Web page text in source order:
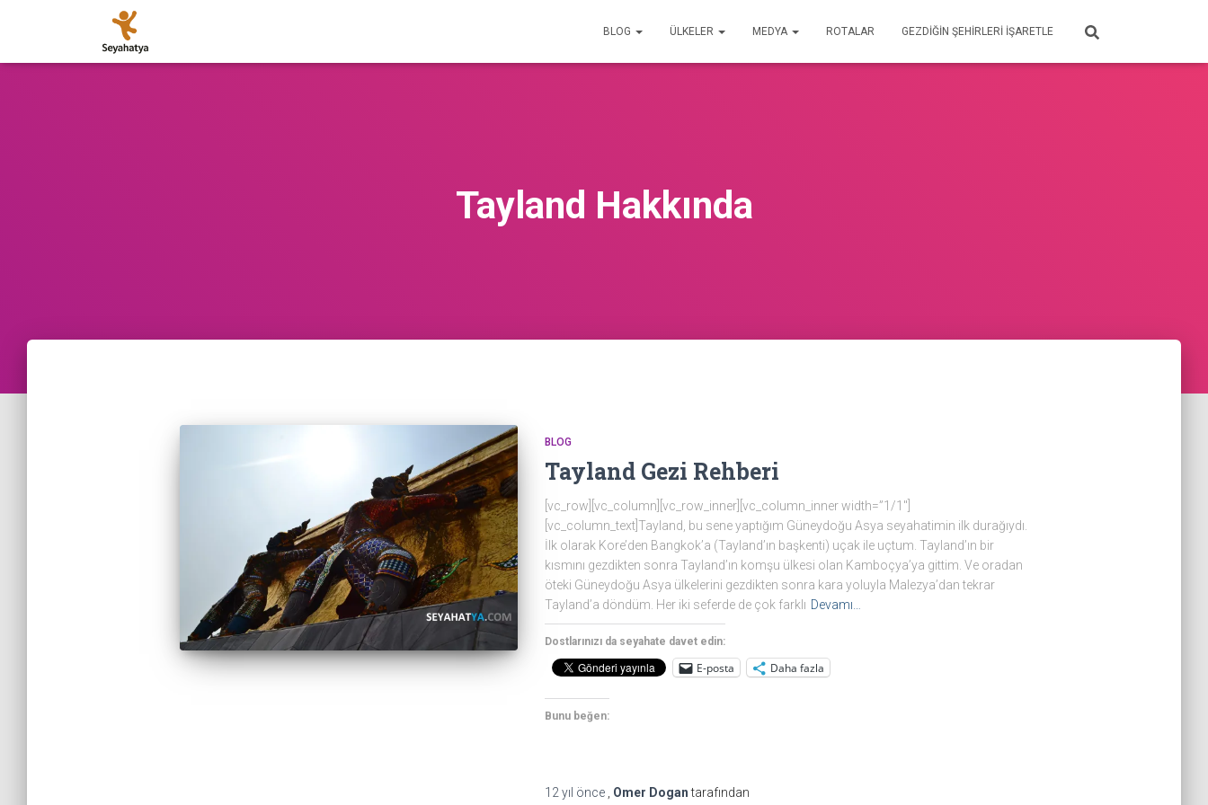
BLOG ÜLKELER MEDYA ROTALAR GEZDIĞIN ŞEHIRLERI İŞARETLE
Tayland Hakkında
BLOG
Tayland Gezi Rehberi
[vc_row][vc_column][vc_row_inner][vc_column_inner width=”1/1″]
[vc_column_text]Tayland, bu sene yaptığım Güneydoğu Asya seyahatimin ilk durağıydı.
İlk olarak Kore’den Bangkok’a (Tayland’ın başkenti) uçak ile uçtum. Tayland’ın bir
kısmını gezdikten sonra Tayland’ın komşu ülkesi olan Kamboçya’ya gittim. Ve oradan
öteki Güneydoğu Asya ülkelerini gezdikten sonra kara yoluyla Malezya’dan tekrar
Tayland’a döndüm. Her iki seferde de çok farklı Devamı…
Dostlarınızı da seyahate davet edin:
E-posta Daha fazla
Bunu beğen:
12 yıl önce Omer Dogantarafından